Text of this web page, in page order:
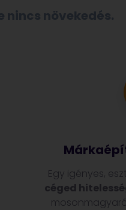
nincs növekedés.
Egy igényes,
céged